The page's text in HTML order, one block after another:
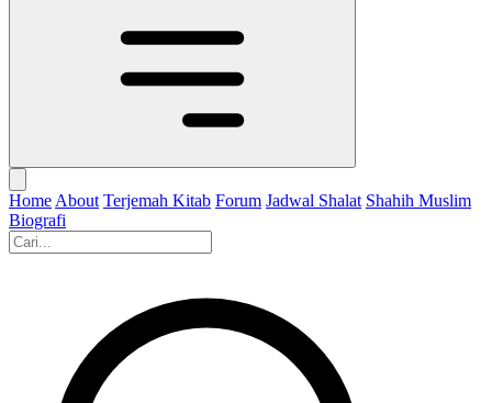
Home About Terjemah Kitab Forum Jadwal Shalat Shahih Muslim
Biografi